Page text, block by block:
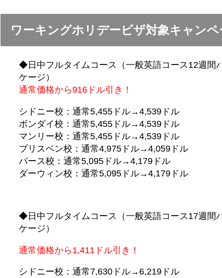
ワーキングホリデービザ対象キャンペ
◆日中フルタイムコース（一般英語コース12週間
ケージ）
通常価格から916ドル引き！
シドニー校：通常5,455ドル→4,539ドル
ボンダイ校：通常5,455ドル→4,539ドル
マンリー校：通常5,455ドル→4,539ドル
ブリスベン校：通常4,975ドル→4,059ドル
パース校：通常5,095ドル→4,179ドル
ダーウィン校：通常5,095ドル→4,179ドル
◆日中フルタイムコース（一般英語コース17週間
ケージ）
通常価格から1,411ドル引き！
シドニー校：通常7,630ドル→6,219ドル